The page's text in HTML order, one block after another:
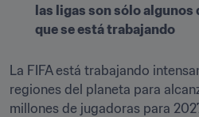
las ligas son sólo
que se está trabajando
La FIFA está trabajando
regiones del planeta para
millones de jugadoras para